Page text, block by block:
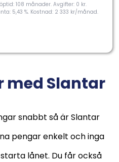
108 månader. Avgifter: 0 kr.
5,43 %. Kostnad: 2 333 kr/månad.
med Slantar
snabbt så är Slantar
pengar enkelt och inga
lånet. Du får också